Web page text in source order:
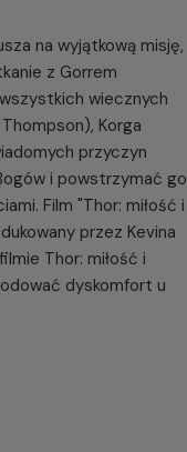
na wyjątkową misję,
z Gorrem
wiecznych
Korga
przyczyn
i powstrzymać go
Film "Thor: miłość i
przez Kevina
Thor: miłość i
dyskomfort u